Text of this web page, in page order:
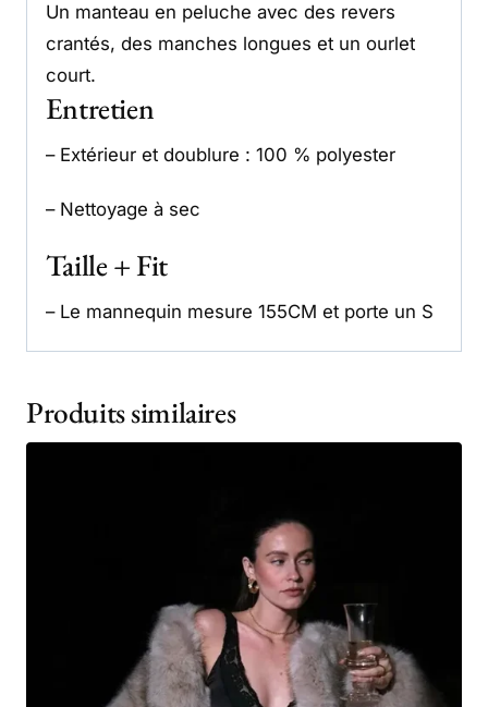
Un manteau en peluche avec des revers
crantés, des manches longues et un ourlet
court.
Entretien
– Extérieur et doublure : 100 % polyester
– Nettoyage à sec
Taille + Fit
– Le mannequin mesure 155CM et porte un S
Produits similaires